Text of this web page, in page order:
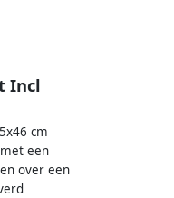
Incl
cm
een
over een